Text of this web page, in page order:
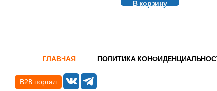
В корзину
ГЛАВНАЯ ПОЛИТИКА
B2B портал